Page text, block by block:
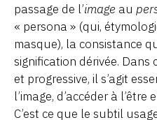
passage de l’image au
« persona » (qui,
masque), la consistance
signification dérivée.
et progressive, il s’agit
l’image, d’accéder à
C’est ce que le subtil